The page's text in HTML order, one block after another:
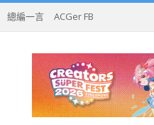
總編一言 ACGer FB